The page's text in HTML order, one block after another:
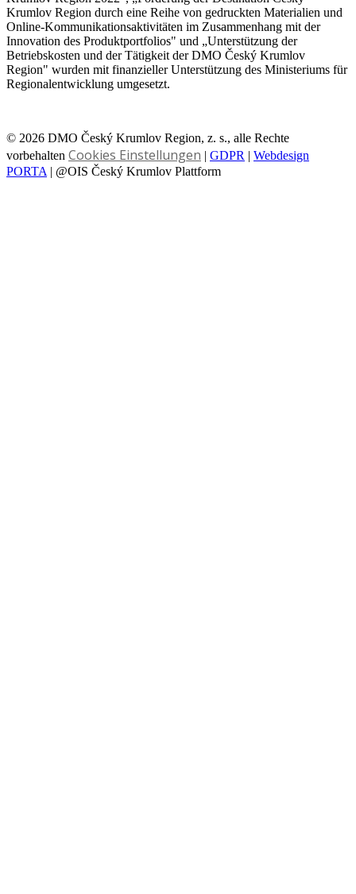
Krumlov Region durch eine Reihe von gedruckten Materialien und
Online-Kommunikationsaktivitäten im Zusammenhang mit der
Innovation des Produktportfolios" und „Unterstützung der
Betriebskosten und der Tätigkeit der DMO Český Krumlov
Region" wurden mit finanzieller Unterstützung des Ministeriums für
Regionalentwicklung umgesetzt.
© 2026 DMO Český Krumlov Region, z. s., alle Rechte
vorbehalten Cookies Einstellungen | GDPR | Webdesign
PORTA | @OIS Český Krumlov Plattform